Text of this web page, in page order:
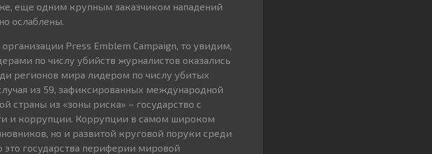
еще одним крупным заказчиком нападений
ослаблены.
Press Emblem Campaign, то увидим,
по числу убийств журналистов оказались
регионов мира лидером по числу убитых
из 59, зафиксированных международной
страны из «зоны риска» – государство с
и коррупции. Коррупции в самом широком
но и развитой круговой поруки среди
государства периферии мировой